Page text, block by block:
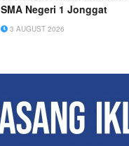
SMA Negeri 1 Jonggat
3 AUGUST 2026